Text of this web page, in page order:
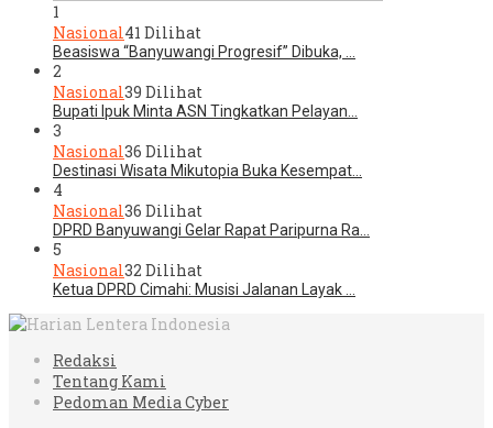
1
Nasional41 Dilihat
Beasiswa “Banyuwangi Progresif” Dibuka, …
2
Nasional39 Dilihat
Bupati Ipuk Minta ASN Tingkatkan Pelayan…
3
Nasional36 Dilihat
Destinasi Wisata Mikutopia Buka Kesempat…
4
Nasional36 Dilihat
DPRD Banyuwangi Gelar Rapat Paripurna Ra…
5
Nasional32 Dilihat
Ketua DPRD Cimahi: Musisi Jalanan Layak …
Redaksi
Tentang Kami
Pedoman Media Cyber